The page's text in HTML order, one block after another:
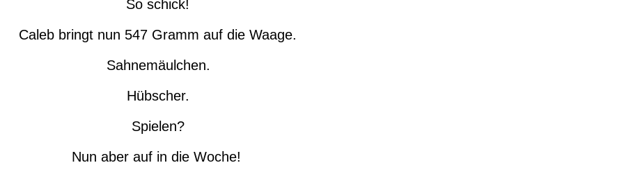
So schick!
Caleb bringt nun 547 Gramm auf die Waage.
Sahnemäulchen.
Hübscher.
Spielen?
Nun aber auf in die Woche!